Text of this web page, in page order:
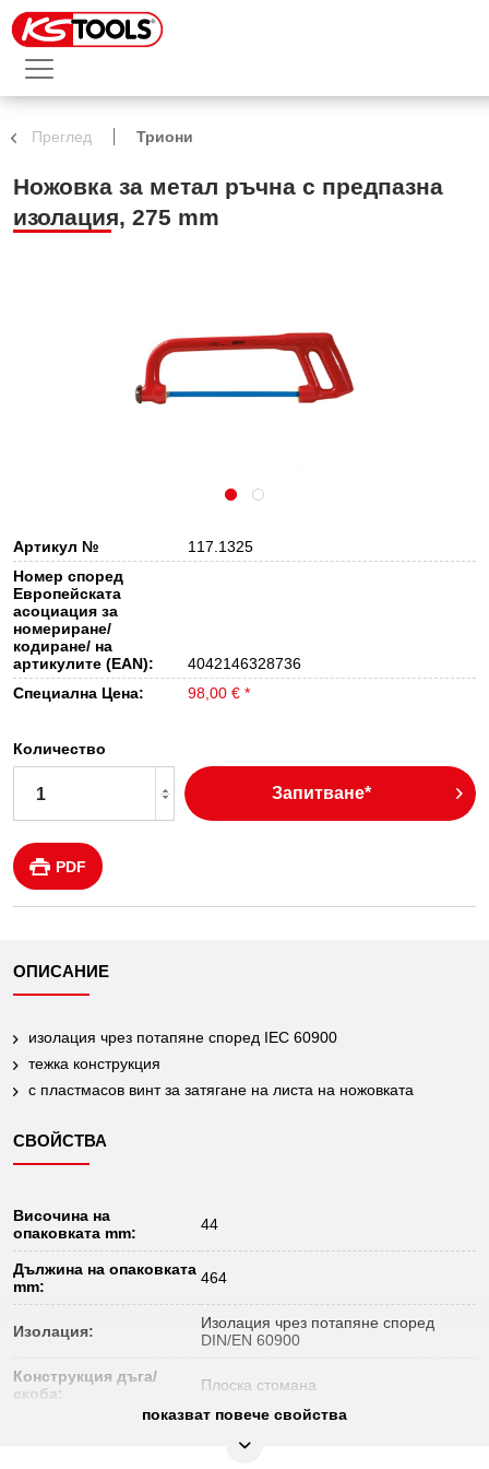
Преглед Триони
Ножовка за метал ръчна с предпазна
изолация, 275 mm
Артикул №
117.1325
Номер според
Европейската
асоциация за
номериране/
кодиране/ на
артикулите (EAN):
4042146328736
Специална Цена:
98,00 € *
Количество
Запитване*
PDF
ОПИСАНИЕ
изолация чрез потапяне според IEC 60900
тежка конструкция
с пластмасов винт за затягане на листа на ножовката
СВОЙСТВА
Височина на
опаковката mm:
44
Дължина на опаковката
mm:
464
Изолация:
Изолация чрез потапяне според
DIN/EN 60900
Конструкция дъга/
скоба:
Плоска стомана
показват повече свойства